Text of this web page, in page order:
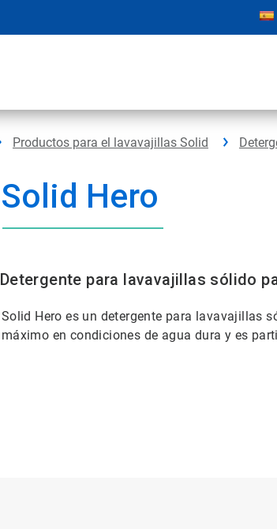
Productos para el lavavajillas Solid
Solid Hero
Detergente para lavavajillas sólido
Solid Hero es un detergente para lavavajillas
máximo en condiciones de agua dura y es